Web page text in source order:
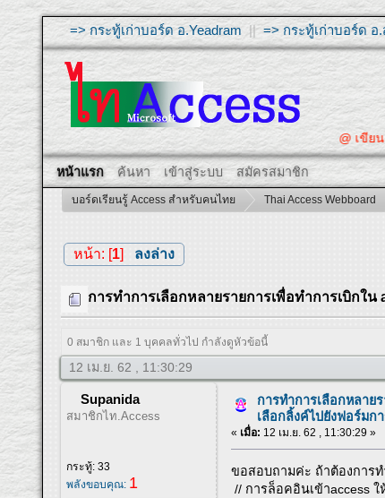
=> กระทู้เก่าบอร์ด อ.Yeadram ||=> กระทู้เก่าบอร์ด อ
@ เขียนคำถ
หน้าแรก ค้นหา เข้าสู่ระบบ สมัครสมาชิก
บอร์ดเรียนรู้ Access สำหรับคนไทย Thai Access Webboard
หน้า: [1] ลงล่าง
การทำการเลือกหลายรายการเพื่อทำการเบิกใ
0 สมาชิก และ 1 บุคคลทั่วไป กำลังดูหัวข้อนี้
12 เม.ย. 62 , 11:30:29
Supanida
สมาชิกไท.Access
กระทู้: 33
พลังขอบคุณ: 1
การทำการเลือกหลาย
เลือกลิ้งค์ไปยังฟอร์มก
« เมื่อ: 12 เม.ย. 62 , 11:30:29 »
ขอสอบถามค่ะ ถ้าต้องการท
// การล็อคอินเข้าaccess